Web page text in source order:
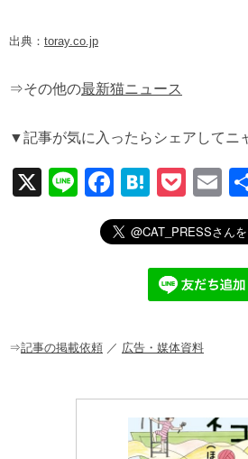
出典： toray.co.jp
⇒その他の最新猫ニュース
▼記事が気に入ったらシェアしてニ
X
Li
F
a
c
o
H
at
e
n
a
P
o
ck
et
E
m
⇒記事の掲載依頼 ／ 広告・媒体資料